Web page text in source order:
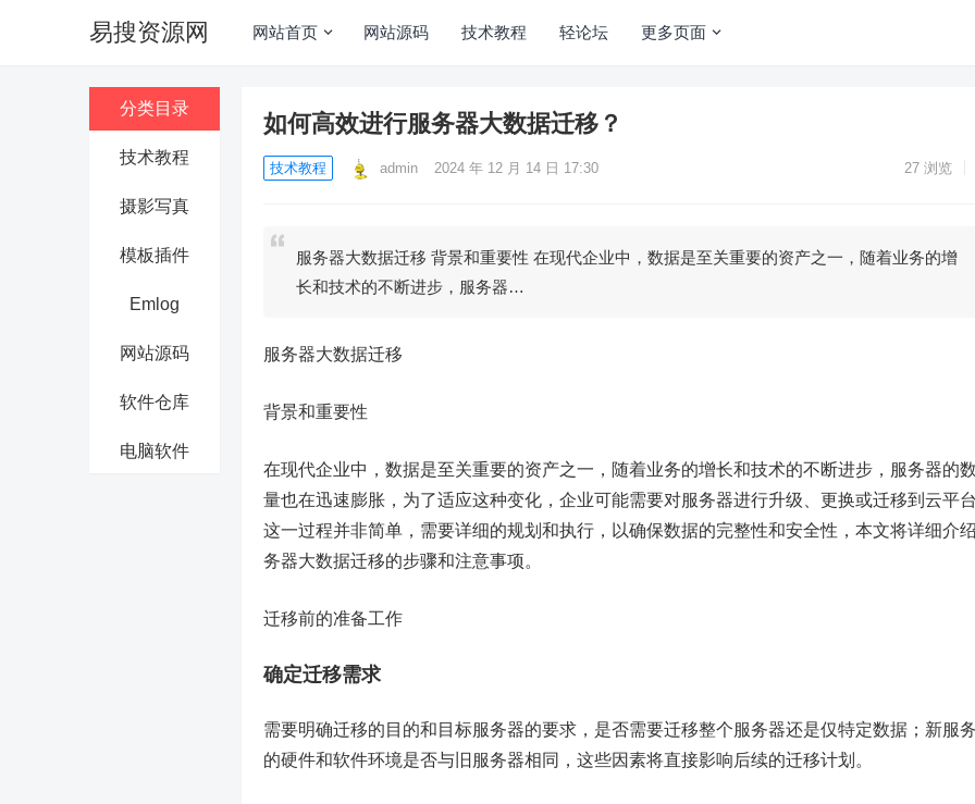
易搜资源网 网站首页 网站源码 技术教程 轻论坛 更多页面
分类目录
技术教程
摄影写真
模板插件
Emlog
网站源码
软件仓库
电脑软件
如何高效进行服务器大数据迁移？
技术教程 admin 2024 年 12 月 14 日 17:30 27 浏览
服务器大数据迁移 背景和重要性 在现代企业中，数据是至关重要的资产之一，随着业务的增
长和技术的不断进步，服务器…
服务器大数据迁移
背景和重要性
在现代企业中，数据是至关重要的资产之一，随着业务的增长和技术的不断进步，服务器的
量也在迅速膨胀，为了适应这种变化，企业可能需要对服务器进行升级、更换或迁移到云平台
这一过程并非简单，需要详细的规划和执行，以确保数据的完整性和安全性，本文将详细介
务器大数据迁移的步骤和注意事项。
迁移前的准备工作
确定迁移需求
需要明确迁移的目的和目标服务器的要求，是否需要迁移整个服务器还是仅特定数据；新服
的硬件和软件环境是否与旧服务器相同，这些因素将直接影响后续的迁移计划。